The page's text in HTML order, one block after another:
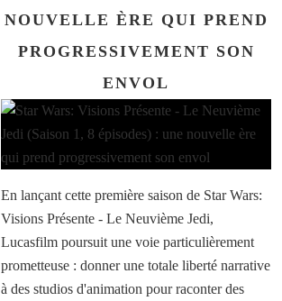
NOUVELLE ÈRE QUI PREND
PROGRESSIVEMENT SON
ENVOL
En lançant cette première saison de Star Wars:
Visions Présente - Le Neuvième Jedi,
Lucasfilm poursuit une voie particulièrement
prometteuse : donner une totale liberté narrative
à des studios d'animation pour raconter des